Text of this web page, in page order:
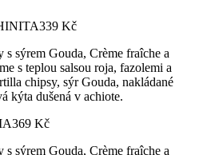
339 Kč
sýrem Gouda, Crème fraîche a
s teplou salsou roja, fazolemi a
chipsy, sýr Gouda, nakládané
kýta dušená v achiote.
369 Kč
sýrem Gouda, Crème fraîche a